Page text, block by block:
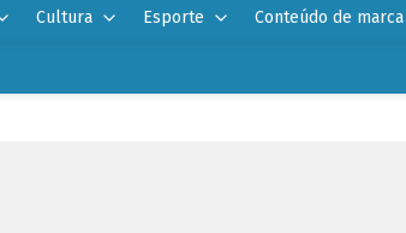
Cultura Esporte Conteúdo de marca